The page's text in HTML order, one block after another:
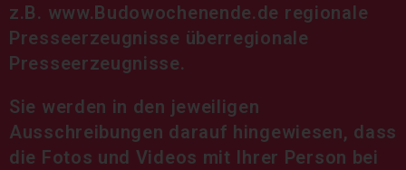
z.B. www.Budowochenende.de regionale
Presseerzeugnisse überregionale
Presseerzeugnisse.
Sie werden in den jeweiligen
Ausschreibungen darauf hingewiesen, dass
die Fotos und Videos mit Ihrer Person bei